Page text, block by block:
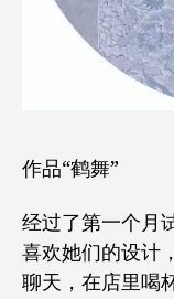
作品“鹤舞”
经过了第一个月
喜欢她们的设计
聊天，在店里喝